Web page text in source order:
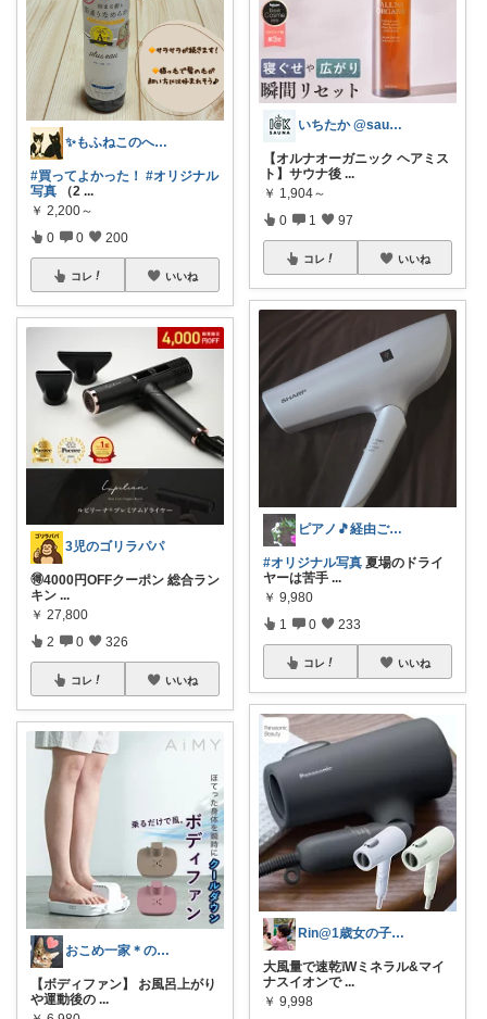
✨もふねこのへや✨
#買ってよかった！ #オリジナル
写真 （2 ...
￥ 2,200～
0 0 200
コレ いいね
3児のゴリラパパ
🉐4000円OFFクーポン 総合ラン
キン ...
￥ 27,800
2 0 326
コレ いいね
おこめ一家＊のんびり復帰🏖️
【ボディファン】 お風呂上がり
や運動後の ...
いちたか @saunasuki_ictk
【オルナオーガニック ヘアミス
ト】サウナ後 ...
￥ 1,904～
0 1 97
コレ いいね
ピアノ🎵経由ご購入ありがとうございます
#オリジナル写真 夏場のドライ
ヤーは苦手 ...
￥ 9,980
1 0 233
コレ いいね
Rin@1歳女の子ママ
大風量で速乾❕Wミネラル&マイ
ナスイオンで ...
￥ 9,998